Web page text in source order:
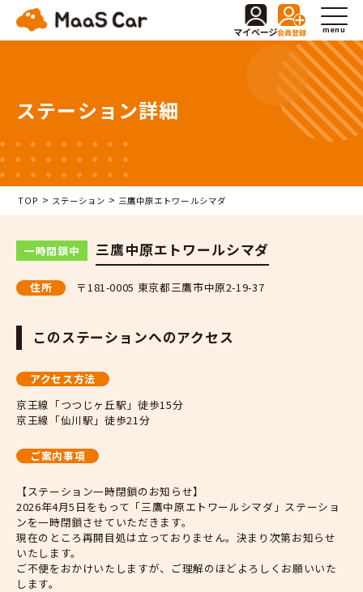
menu
ステーション詳細
TOP > ステーション > 三鷹中原エトワールシマダ
一時閉鎖中 三鷹中原エトワールシマダ
住所 〒181-0005 東京都三鷹市中原2-19-37
このステーションへのアクセス
アクセス方法
京王線「つつじヶ丘駅」徒歩15分
京王線「仙川駅」徒歩21分
ご案内事項
【ステーション一時閉鎖のお知らせ】
2026年4月5日をもって「三鷹中原エトワールシマダ」ステーショ
ンを一時閉鎖させていただきます。
現在のところ再開目処は立っておりません。決まり次第お知らせ
いたします。
ご不便をおかけいたしますが、ご理解のほどよろしくお願いいた
します。